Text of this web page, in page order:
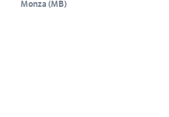
Monza (MB)